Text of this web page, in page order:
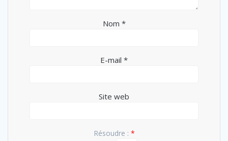
Nom *
E-mail *
Site web
Résoudre : *